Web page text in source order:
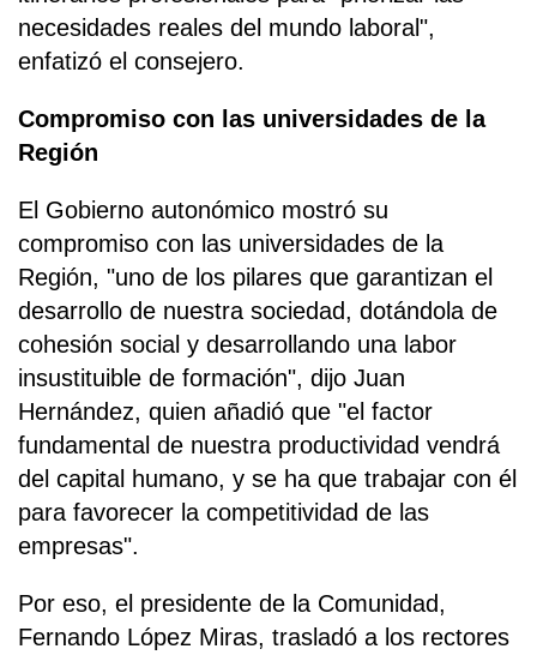
necesidades reales del mundo laboral",
enfatizó el consejero.
Compromiso con las universidades de la
Región
El Gobierno autonómico mostró su
compromiso con las universidades de la
Región, "uno de los pilares que garantizan el
desarrollo de nuestra sociedad, dotándola de
cohesión social y desarrollando una labor
insustituible de formación", dijo Juan
Hernández, quien añadió que "el factor
fundamental de nuestra productividad vendrá
del capital humano, y se ha que trabajar con él
para favorecer la competitividad de las
empresas".
Por eso, el presidente de la Comunidad,
Fernando López Miras, trasladó a los rectores